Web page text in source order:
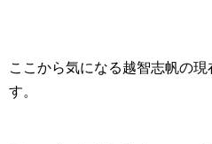
ここから気になる越智志帆の
す。